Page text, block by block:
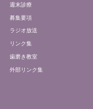
週末診療
募集要項
ラジオ放送
リンク集
歯磨き教室
外部リンク集